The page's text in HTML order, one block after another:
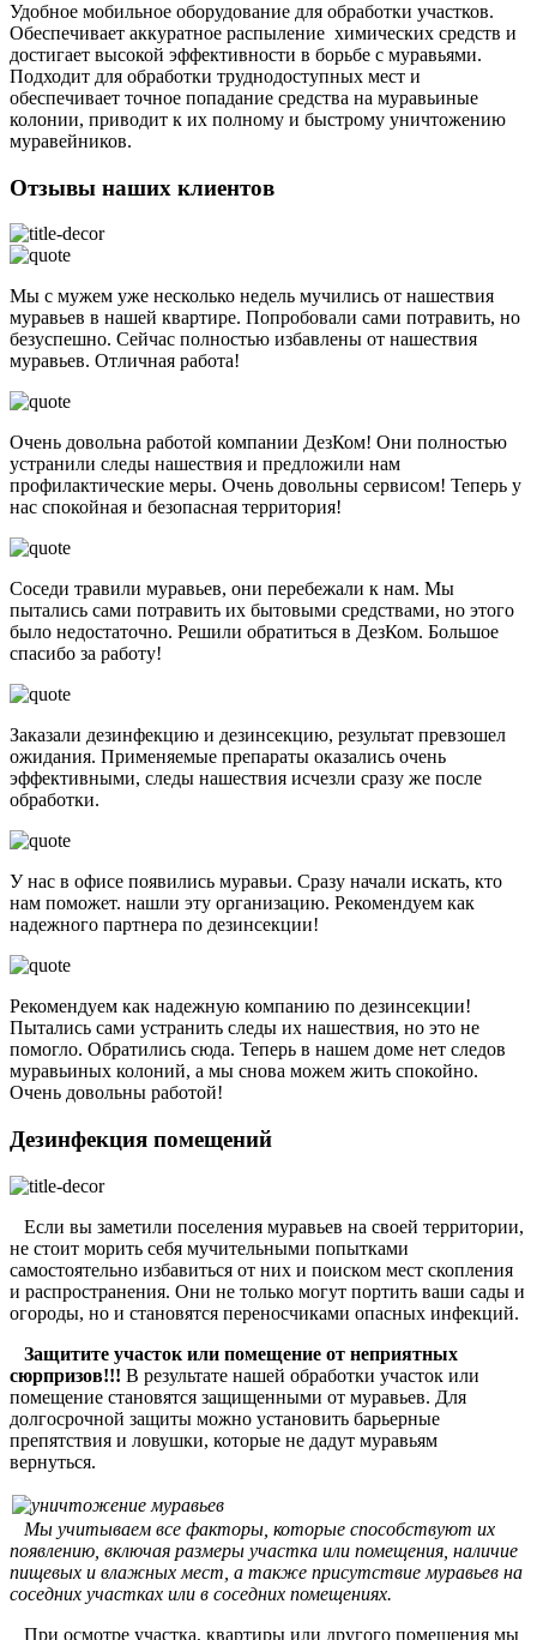
Удобное мобильное оборудование для обработки участков.
Обеспечивает аккуратное распыление химических средств и
достигает высокой эффективности в борьбе с муравьями.
Подходит для обработки труднодоступных мест и
обеспечивает точное попадание средства на муравьиные
колонии, приводит к их полному и быстрому уничтожению
муравейников.
Отзывы наших клиентов
Мы с мужем уже несколько недель мучились от нашествия
муравьев в нашей квартире. Попробовали сами потравить, но
безуспешно. Сейчас полностью избавлены от нашествия
муравьев. Отличная работа!
Очень довольна работой компании ДезКом! Они полностью
устранили следы нашествия и предложили нам
профилактические меры. Очень довольны сервисом! Теперь у
нас спокойная и безопасная территория!
Соседи травили муравьев, они перебежали к нам. Мы
пытались сами потравить их бытовыми средствами, но этого
было недостаточно. Решили обратиться в ДезКом. Большое
спасибо за работу!
Заказали дезинфекцию и дезинсекцию, результат превзошел
ожидания. Применяемые препараты оказались очень
эффективными, следы нашествия исчезли сразу же после
обработки.
У нас в офисе появились муравьи. Сразу начали искать, кто
нам поможет. нашли эту организацию. Рекомендуем как
надежного партнера по дезинсекции!
Рекомендуем как надежную компанию по дезинсекции!
Пытались сами устранить следы их нашествия, но это не
помогло. Обратились сюда. Теперь в нашем доме нет следов
муравьиных колоний, а мы снова можем жить спокойно.
Очень довольны работой!
Дезинфекция помещений
Если вы заметили поселения муравьев на своей территории,
не стоит морить себя мучительными попытками
самостоятельно избавиться от них и поиском мест скопления
и распространения. Они не только могут портить ваши сады и
огороды, но и становятся переносчиками опасных инфекций.
Защитите участок или помещение от неприятных
сюрпризов!!! В результате нашей обработки участок или
помещение становятся защищенными от муравьев. Для
долгосрочной защиты можно установить барьерные
препятствия и ловушки, которые не дадут муравьям
вернуться.
Мы учитываем все факторы, которые способствуют их
появлению, включая размеры участка или помещения, наличие
пищевых и влажных мест, а также присутствие муравьев на
соседних участках или в соседних помещениях.
При осмотре участка, квартиры или другого помещения мы